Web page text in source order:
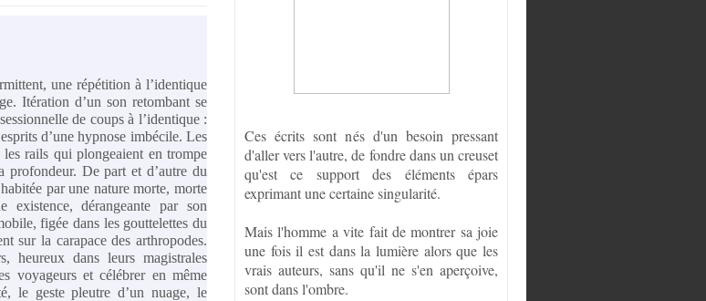
une répétition à l’identique
Itération d’un son retombant se
de coups à l’identique :
d’une hypnose imbécile. Les
rails qui plongeaient en trompe
De part et d’autre du
par une nature morte, morte
existence, dérangeante par son
figée dans les gouttelettes du
sur la carapace des arthropodes.
heureux dans leurs magistrales
voyageurs et célébrer en même
le geste pleutre d’un nuage, le
Ces écrits sont nés d'un besoin pressant
d'aller vers l'autre, de fondre dans un creuset
qu'est ce support des éléments épars
exprimant une certaine singularité.
Mais l'homme a vite fait de montrer sa joie
une fois il est dans la lumière alors que les
vrais auteurs, sans qu'il ne s'en aperçoive,
sont dans l'ombre.